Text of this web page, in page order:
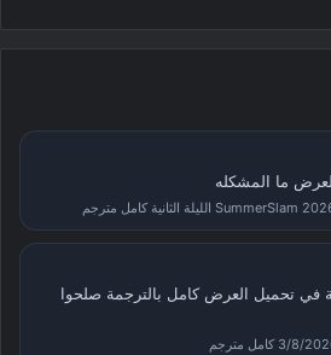
ما المشكله
في تحميل العرض كامل بالترجمة صلحوا